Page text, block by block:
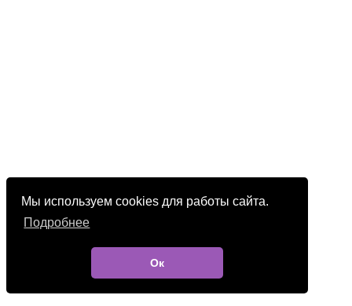
Мы используем cookies для работы сайта.
Подробнее
Ок